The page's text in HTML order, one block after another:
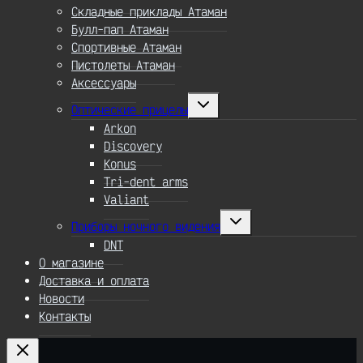
Складные приклады Атаман
Булл-пап Атаман
Спортивные Атаман
Пистолеты Атаман
Аксессуары
Оптические прицелы
Переключить
Arkon
Discovery
Konus
Tri-dent arms
Valiant
Приборы ночного видения
Переключить
DNT
О магазине
Доставка и оплата
Новости
Контакты